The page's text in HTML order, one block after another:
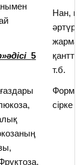
5
Нан,
әртүрлі
т.б.
сірке